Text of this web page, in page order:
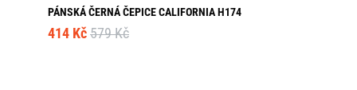
PÁNSKÁ ČERNÁ ČEPICE CALIFORNIA H174
414 Kč 579 Kč